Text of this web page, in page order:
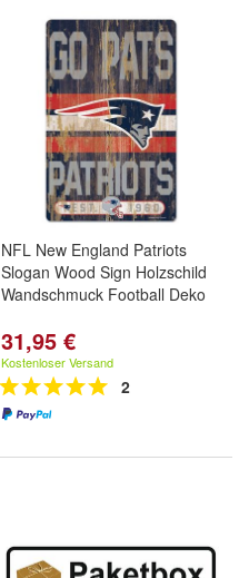
NFL New England Patriots
Slogan Wood Sign Holzschild
Wandschmuck Football Deko
31,95 €
Kostenloser Versand
2